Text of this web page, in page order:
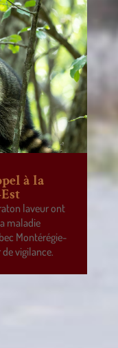
à la
laveur ont
maladie
Montérégie-
vigilance.